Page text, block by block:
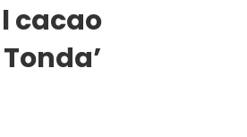
cacao